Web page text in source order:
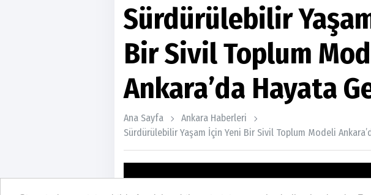
Sürdürülebilir
Bir Sivil Toplum
Ankara’da Hayata
Ana Sayfa
Ankara Haberleri
Sürdürülebilir Yaşam İçin Yeni Bir Sivil Toplum Modeli